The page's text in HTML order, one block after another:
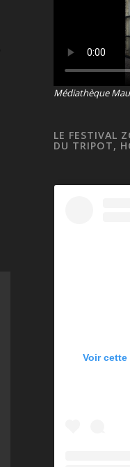
Médiathèque
LE FESTIVAL
DU TRIPOT,
Voir